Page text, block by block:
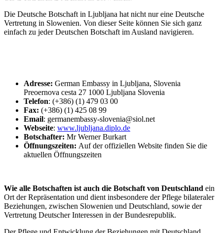
Die Deutsche Botschaft in Ljubljana hat nicht nur eine Deutsche
Vertretung in Slowenien. Von dieser Seite können Sie sich ganz
einfach zu jeder Deutschen Botschaft im Ausland navigieren.
Adresse: German Embassy in Ljubljana, Slovenia
Preoernova cesta 27 1000 Ljubljana Slovenia
Telefon: (+386) (1) 479 03 00
Fax: (+386) (1) 425 08 99
Email: germanembassy-slovenia@siol.net
Webseite: www.ljubljana.diplo.de
Botschafter: Mr Werner Burkart
Öffnungszeiten: Auf der offiziellen Website finden Sie die
aktuellen Öffnungszeiten
Wie alle Botschaften ist auch die Botschaft von Deutschland ein
Ort der Repräsentation und dient insbesondere der Pflege bilateraler
Beziehungen, zwischen Slowenien und Deutschland, sowie der
Vertretung Deutscher Interessen in der Bundesrepublik.